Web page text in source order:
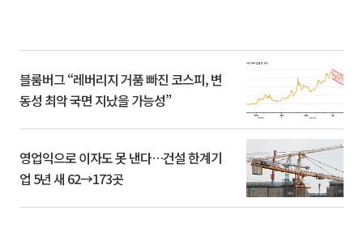
블룸버그 “레버리지 거품 빠진 코스피, 변
동성 최악 국면 지났을 가능성”
영업익으로 이자도 못 낸다…건설 한계기
업 5년 새 62→173곳